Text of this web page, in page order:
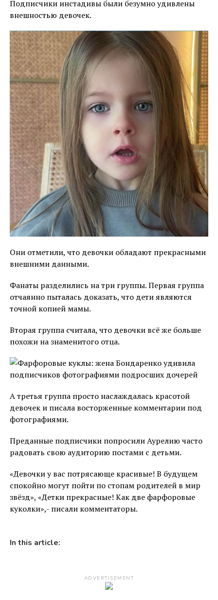
Подписчики инстадивы были безумно удивлены
внешностью девочек.
Они отметили, что девочки обладают прекрасными
внешними данными.
Фанаты разделились на три группы. Первая группа
отчаянно пыталась доказать, что дети являются
точной копией мамы.
Вторая группа считала, что девочки всё же больше
похожи на знаменитого отца.
А третья группа просто наслаждалась красотой
девочек и писала восторженные комментарии под
фотографиями.
Преданные подписчики попросили Аурелию часто
радовать свою аудиторию постами с детьми.
«Девочки у вас потрясающе красивые! В будущем
спокойно могут пойти по стопам родителей в мир
звёзд», «Детки прекрасные! Как две фарфоровые
куколки»,- писали комментаторы.
In this article:
ADVERTISEMENT